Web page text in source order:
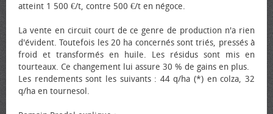
atteint 1 500 €/t, contre 500 €/t en négoce.
La vente en circuit court de ce genre de production n'a rien
d'évident. Toutefois les 20 ha concernés sont triés, pressés à
froid et transformés en huile. Les résidus sont mis en
tourteaux. Ce changement lui assure 30 % de gains en plus.
Les rendements sont les suivants : 44 q/ha (*) en colza, 32
q/ha en tournesol.